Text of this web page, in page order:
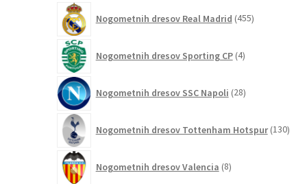
Nogometnih dresov Real Madrid 455izdelkov
Nogometnih dresov Sporting CP 4izdelki
Nogometnih dresov SSC Napoli 28izdelkov
Nogometnih dresov Tottenham Hotspur 130
Nogometnih dresov Valencia 8izdelkov